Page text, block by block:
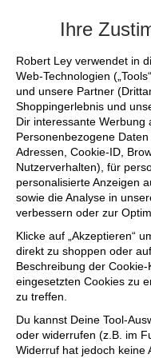
Ihre
Robert Ley verwendet in
Web-Technologien
und unsere Partner
Shoppingerlebnis und
Dir interessante Werbung
Personenbezogene
Adressen, Cookie-ID,
Nutzerverhalten), für
personalisierte Anzeigen
sowie die Analyse in
verbessern oder zur
Klicke auf „Akzeptieren“
direkt zu shoppen oder
Beschreibung der
eingesetzten Cookies zu
zu treffen.
Du kannst Deine Tool-
oder widerrufen (z.B. im
Widerruf hat jedoch keine